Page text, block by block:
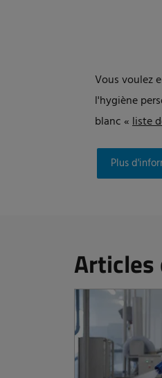
Vous voulez
l'hygiène
blanc «liste
Plus
Articles